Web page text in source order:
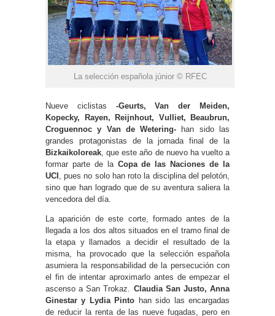
La selección española júnior © RFEC
Nueve ciclistas -Geurts, Van der Meiden,
Kopecky, Rayen, Reijnhout, Vulliet, Beaubrun,
Croguennoc y Van de Wetering- han sido las
grandes protagonistas de la jornada final de la
Bizkaikoloreak , que este año de nuevo ha vuelto a
formar parte de la Copa de las Naciones de la
UCI
, pues no solo han roto la disciplina del pelotón,
sino que han logrado que de su aventura saliera la
vencedora del día.
La aparición de este corte, formado antes de la
llegada a los dos altos situados en el tramo final de
la etapa y llamados a decidir el resultado de la
misma, ha provocado que la selección española
asumiera la responsabilidad de la persecución con
el fin de intentar aproximarlo antes de empezar el
ascenso a San Trokaz. Claudia San Justo, Anna
Ginestar y Lydia Pinto han sido las encargadas
de reducir la renta de las nueve fugadas, pero en